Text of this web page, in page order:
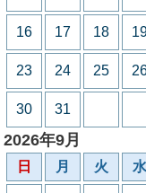
16 17 18
23 24 25
30 31
2026年9月
日 月 火 水